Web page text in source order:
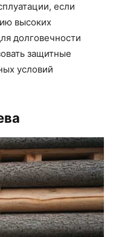
если
высоких
долговечности
защитные
условий